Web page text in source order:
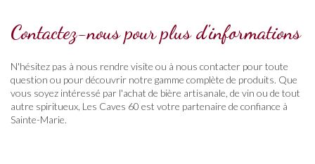
Contactez-nous pour plus d'informations
N'hésitez pas à nous rendre visite ou à nous contacter pour toute
question ou pour découvrir notre gamme complète de produits. Que
vous soyez intéressé par l'achat de bière artisanale, de vin ou de tout
autre spiritueux, Les Caves 60 est votre partenaire de confiance à
Sainte-Marie.